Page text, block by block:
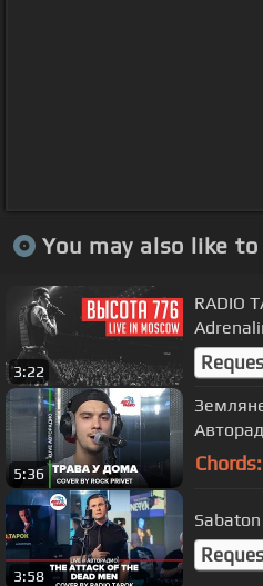
You may also like
3:22
RADIO
5:36 Chords:
3:58